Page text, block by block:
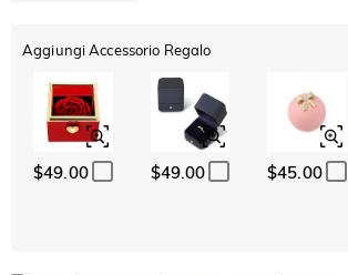
Carattere
Classico Italico Corsivo
Aggiungi Accessorio Regalo
$49.00 $49.00 $45.00